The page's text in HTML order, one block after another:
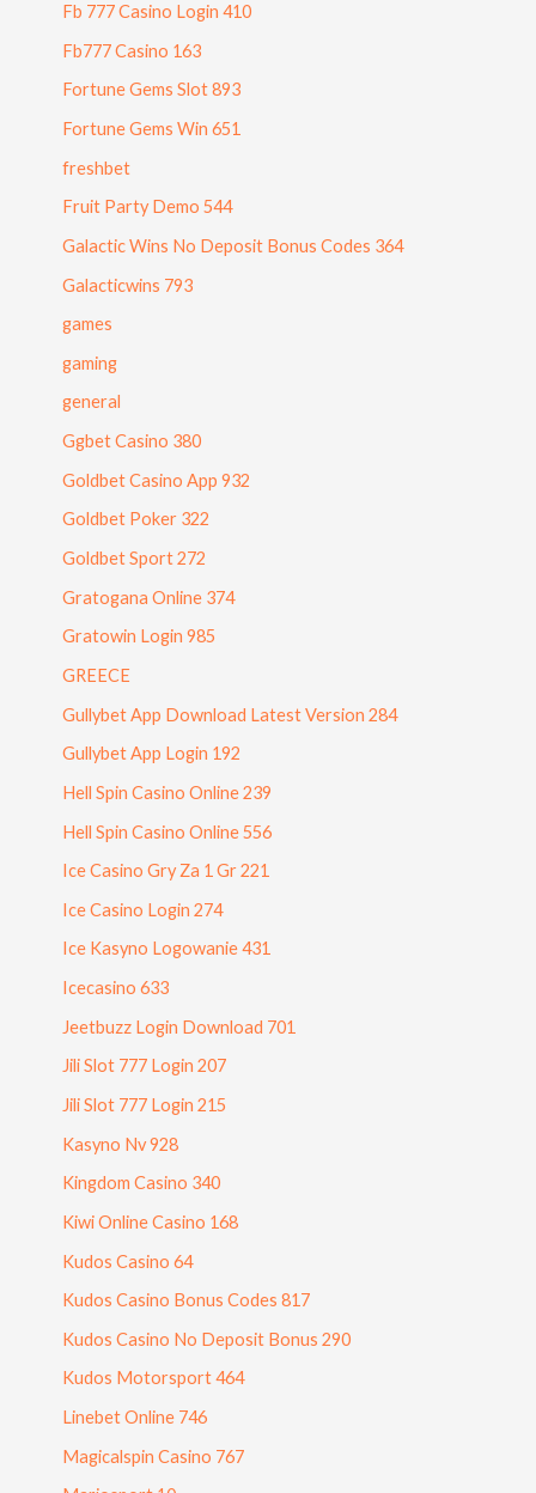
Fb 777 Casino Login 410
Fb777 Casino 163
Fortune Gems Slot 893
Fortune Gems Win 651
freshbet
Fruit Party Demo 544
Galactic Wins No Deposit Bonus Codes 364
Galacticwins 793
games
gaming
general
Ggbet Casino 380
Goldbet Casino App 932
Goldbet Poker 322
Goldbet Sport 272
Gratogana Online 374
Gratowin Login 985
GREECE
Gullybet App Download Latest Version 284
Gullybet App Login 192
Hell Spin Casino Online 239
Hell Spin Casino Online 556
Ice Casino Gry Za 1 Gr 221
Ice Casino Login 274
Ice Kasyno Logowanie 431
Icecasino 633
Jeetbuzz Login Download 701
Jili Slot 777 Login 207
Jili Slot 777 Login 215
Kasyno Nv 928
Kingdom Casino 340
Kiwi Online Casino 168
Kudos Casino 64
Kudos Casino Bonus Codes 817
Kudos Casino No Deposit Bonus 290
Kudos Motorsport 464
Linebet Online 746
Magicalspin Casino 767